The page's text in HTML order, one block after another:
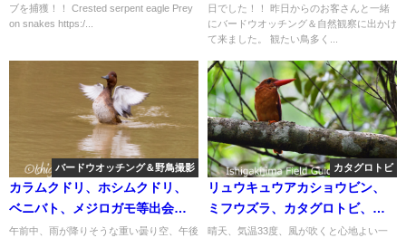
ブを捕獲！！ Crested serpent eagle Prey
on snakes https:/...
ド！！
日でした！！ 昨日からのお客さんと一緒
にバードウオッチング＆自然観察に出かけ
て来ました。 観たい鳥多く...
バードウオッチング＆野鳥撮影
カラムクドリ、ホシムクドリ、
ベニバト、メジロガモ等出会い
盛り沢山の午前半日バードウオ
午前中、雨が降りそうな重い曇り空、午後
カタグロトビ
リュウキュウアカショウビン、
ミフウズラ、カタグロトビ、カ
ンムリワシ、タマシギ等な
晴天、気温33度、風が吹くと心地よい一